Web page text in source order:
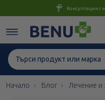
Консултация с
Начало Блог Лечение и